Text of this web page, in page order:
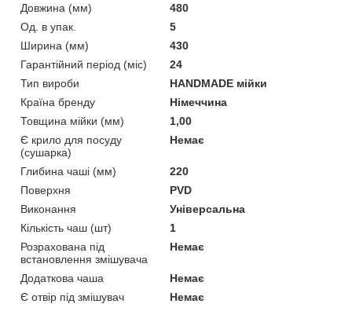
Довжина (мм)
480
Од. в упак.
5
Ширина (мм)
430
Гарантійний період (міс)
24
Тип вироби
HANDMADE мійки
Країна бренду
Німеччина
Товщина мійки (мм)
1,00
Є крило для посуду
(сушарка)
Немає
Глибина чаші (мм)
220
Поверхня
PVD
Виконання
Універсальна
Кількість чаш (шт)
1
Розрахована під
встановлення змішувача
Немає
Додаткова чаша
Немає
Є отвір під змішувач
Немає